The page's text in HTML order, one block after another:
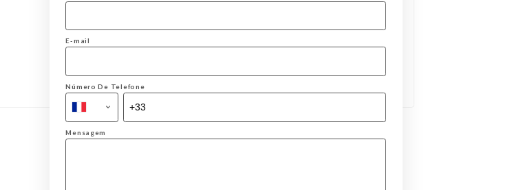
E-mail
Número De Telefone
Mensagem